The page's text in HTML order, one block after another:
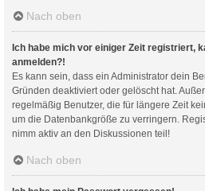
Nach oben
Ich habe mich vor einiger Zeit registriert,
anmelden?!
Es kann sein, dass ein Administrator dein
Gründen deaktiviert oder gelöscht hat.
regelmäßig Benutzer, die für längere Zeit
um die Datenbankgröße zu verringern.
nimm aktiv an den Diskussionen teil!
Nach oben